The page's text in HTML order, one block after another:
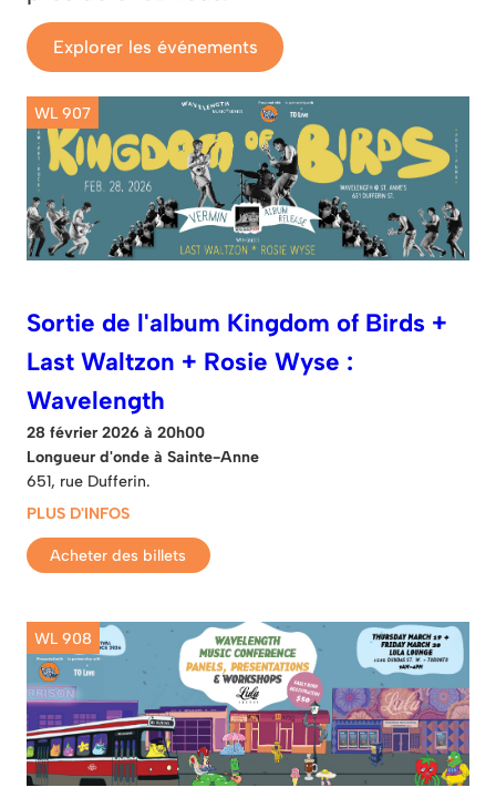
Explorer les événements
WL 907
Sortie de l'album Kingdom of Birds +
Last Waltzon + Rosie Wyse :
Wavelength
28 février 2026 à 20h00
Longueur d'onde à Sainte-Anne
651, rue Dufferin.
PLUS D'INFOS
Acheter des billets
WL 908